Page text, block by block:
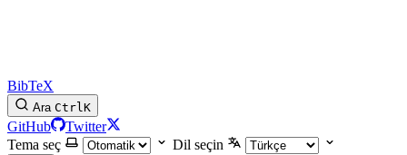
BibTeX
Ara CtrlK
GitHub
Twitter
Tema seç
Dil seçin